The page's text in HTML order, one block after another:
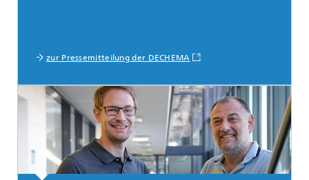
zur Pressemitteilung der DECHEMA